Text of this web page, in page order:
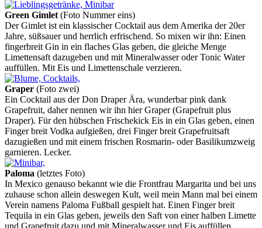
Green Gimlet(Foto Nummer eins)
Der Gimlet ist ein klassischer Cocktail aus dem Amerika der 20er
Jahre, süßsauer und herrlich erfrischend. So mixen wir ihn: Einen
fingerbreit Gin in ein flaches Glas geben, die gleiche Menge
Limettensaft dazugeben und mit Mineralwasser oder Tonic Water
auffüllen. Mit Eis und Limettenschale verzieren.
Graper (Foto zwei)
Ein Cocktail aus der Don Draper Ära, wunderbar pink dank
Grapefruit, daher nennen wir ihn hier Graper (Grapefruit plus
Draper). Für den hübschen Frischekick Eis in ein Glas geben, einen
Finger breit Vodka aufgießen, drei Finger breit Grapefruitsaft
dazugießen und mit einem frischen Rosmarin- oder Basilikumzweig
garnieren. Lecker.
Paloma (letztes Foto)
In Mexico genauso bekannt wie die Frontfrau Margarita und bei uns
zuhause schon allein deswegen Kult, weil mein Mann mal bei einem
Verein namens Paloma Fußball gespielt hat. Einen Finger breit
Tequila in ein Glas geben, jeweils den Saft von einer halben Limette